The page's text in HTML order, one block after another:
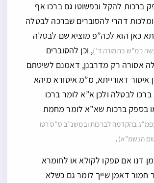
ברכות להקל ובפשוטו גם ברכו אף
דהרי להסוברים שברכה לבטלה
כאן הוא לכה”פ מוציא שם לבטלה
כמ”ש בתמורה ד’), וכן להסוברים
אסורה רק מדרבנן, דאמנם לשיטתם
איסור דאורייתא, מ”מ איסורא מיהא
ברכו לבטלה ולכן א”א לומר ברכו
בספק ברכות שא”א לומר מחמת
בהקדמה לברכות ובמשנ”ב ס”ס רטו
הנשמ”א).
דנו אם ספקו לקולא או לחומרא
חמור דאמן שייך לומר גם כשלא